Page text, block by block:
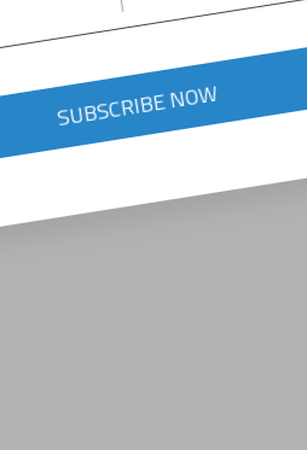
del Grupo está
los productores a
NOW